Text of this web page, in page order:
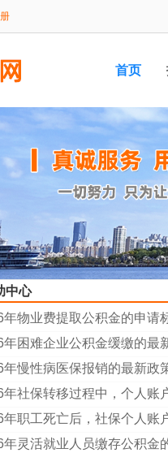
首页
中心
年物业费提取公积金的申请
年困难企业公积金缓缴的最
年慢性病医保报销的最新政
年社保转移过程中，个人账
年职工死亡后，社保个人账
年灵活就业人员缴存公积金